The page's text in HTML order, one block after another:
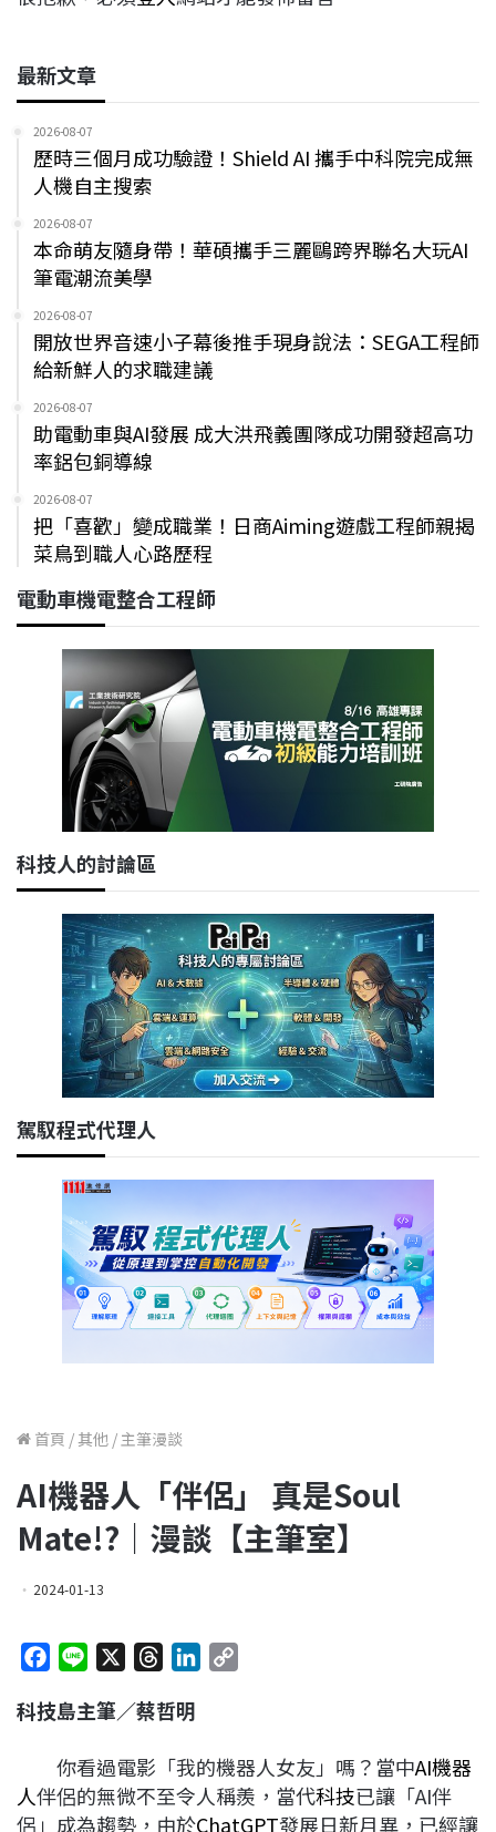
最新文章
2026-08-07
歷時三個月成功驗證！Shield AI 攜手中科院完成無
人機自主搜索
2026-08-07
本命萌友隨身帶！華碩攜手三麗鷗跨界聯名大玩AI
筆電潮流美學
2026-08-07
開放世界音速小子幕後推手現身說法：SEGA工程師
給新鮮人的求職建議
2026-08-07
助電動車與AI發展 成大洪飛義團隊成功開發超高功
率鋁包銅導線
2026-08-07
把「喜歡」變成職業！日商Aiming遊戲工程師親揭
菜鳥到職人心路歷程
電動車機電整合工程師
科技人的討論區
駕馭程式代理人